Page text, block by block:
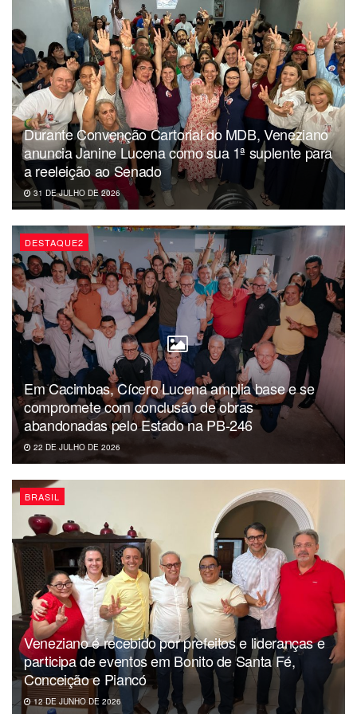
A informação é da Folha de São Paulo.
Da redação
Durante Convenção Cartorial do MDB, Veneziano
anuncia Janine Lucena como sua 1ª suplente para
a reeleição ao Senado
31 DE JULHO DE 2026
DESTAQUE2
Em Cacimbas, Cícero Lucena amplia base e se
compromete com conclusão de obras
abandonadas pelo Estado na PB-246
22 DE JULHO DE 2026
BRASIL
Veneziano é recebido por prefeitos e lideranças e
participa de eventos em Bonito de Santa Fé,
Conceição e Piancó
12 DE JUNHO DE 2026